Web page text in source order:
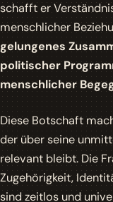
schafft er
menschlicher
gelungenes
politischer
menschlicher
Diese Botschaft
der über seine
relevant bleibt. Die
Zugehörigkeit,
sind zeitlos und